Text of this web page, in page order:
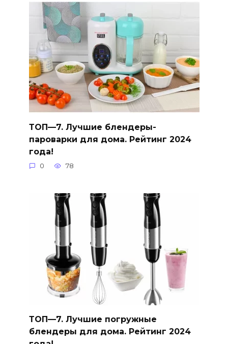
ТОП—7. Лучшие блендеры-
пароварки для дома. Рейтинг 2024
года!
0 78
ТОП—7. Лучшие погружные
блендеры для дома. Рейтинг 2024